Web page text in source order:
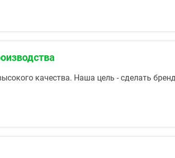
качества. Наша цель - сделать